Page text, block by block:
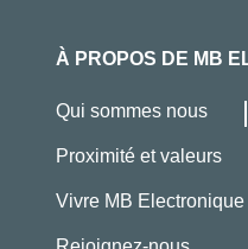
À PROPOS DE MB
Qui sommes nous
Proximité et valeurs
Vivre MB Electronique